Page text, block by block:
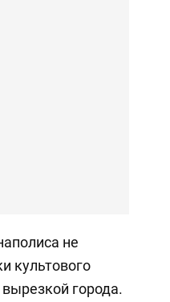
не
культового
города.